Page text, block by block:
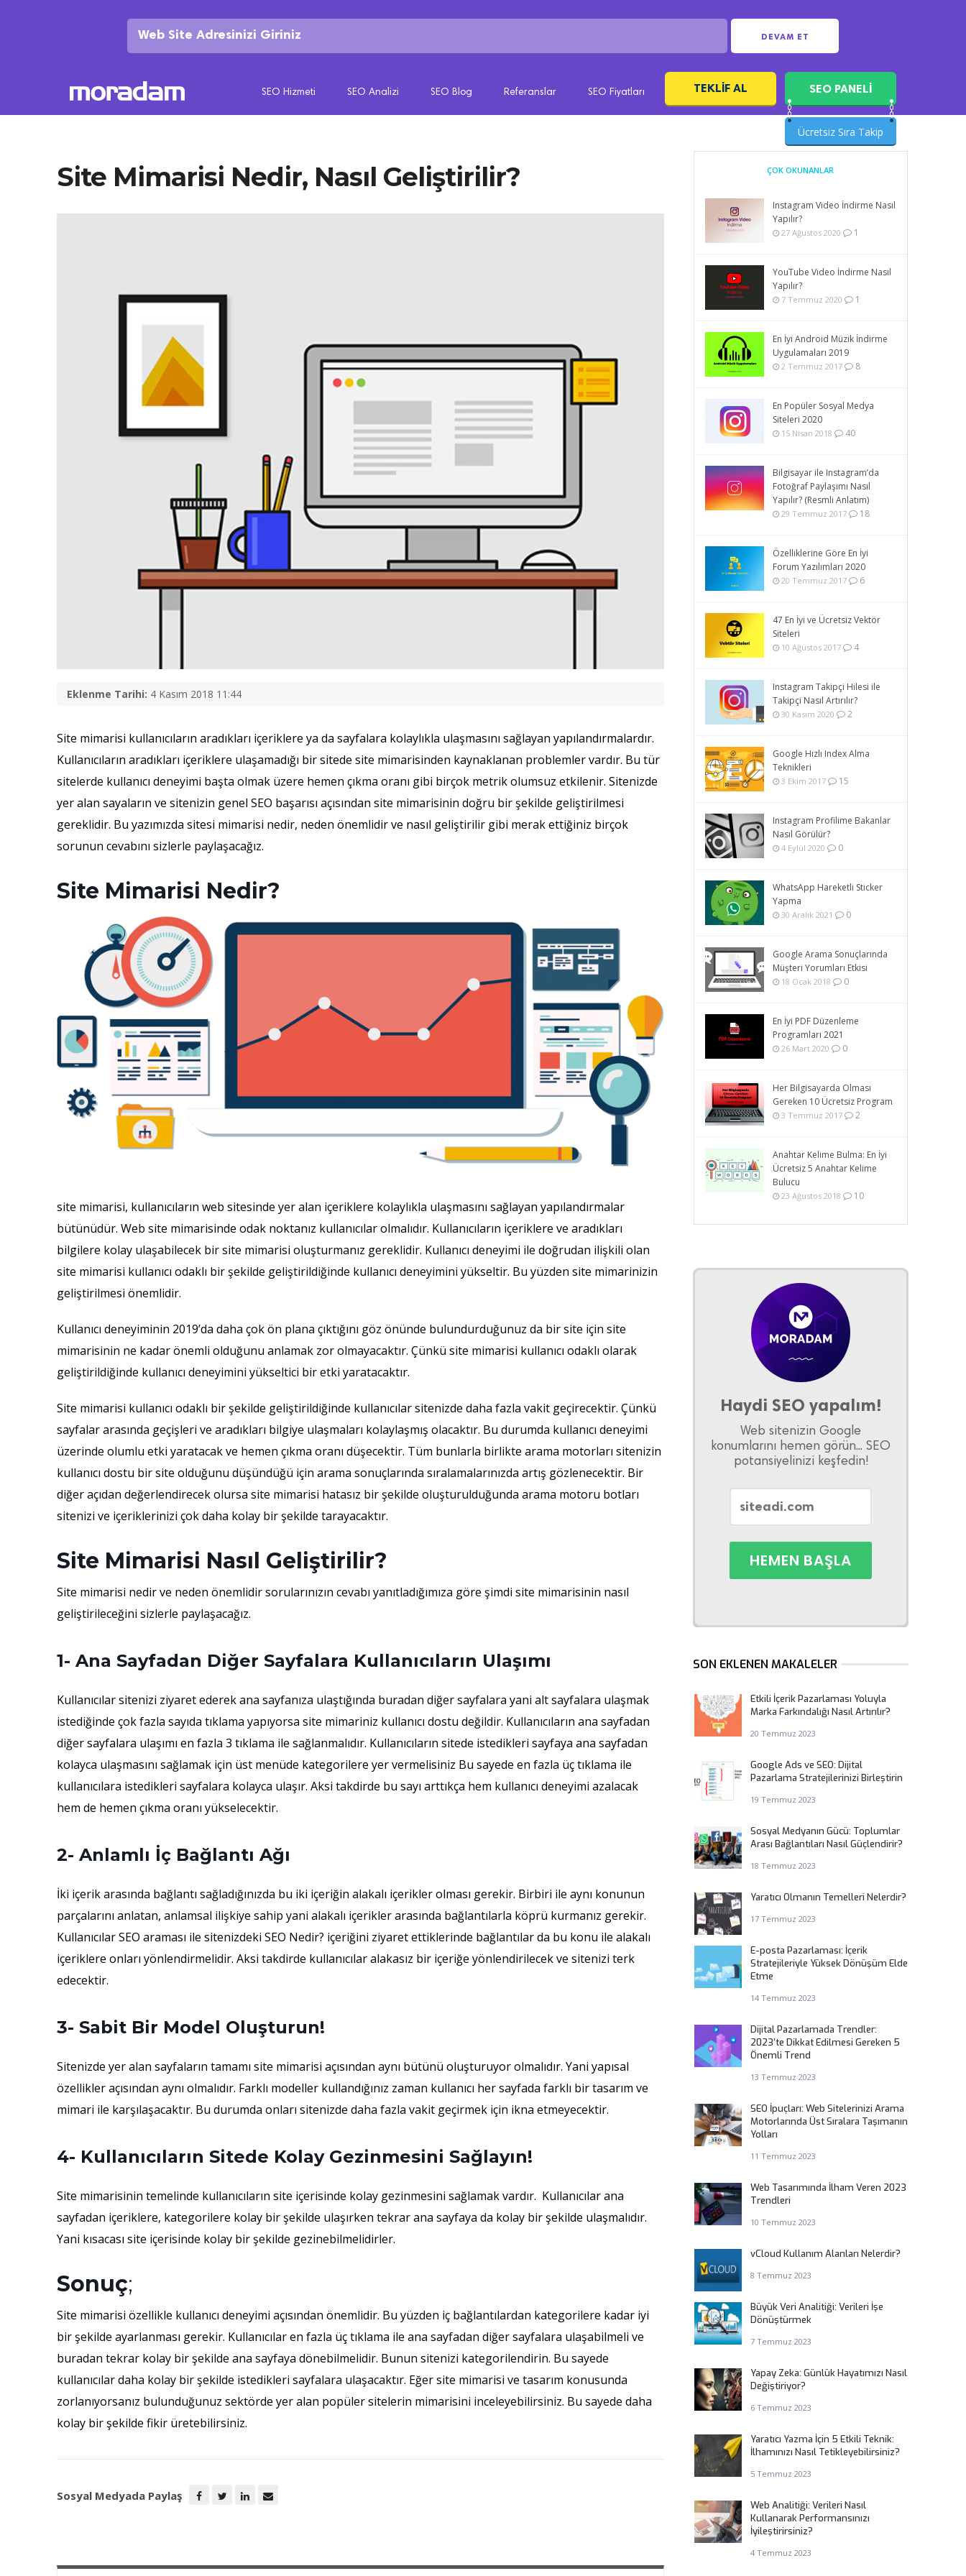
DEVAM ET
SEO Hizmeti SEO Analizi SEO Blog Referanslar SEO Fiyatları TEKLIF AL SEO PANELİ
Ücretsiz Sıra Takip
Site Mimarisi Nedir, Nasıl Geliştirilir?
Eklenme Tarihi: 4 Kasım 2018 11:44
Site mimarisi kullanıcıların aradıkları içeriklere ya da sayfalara kolaylıkla ulaşmasını sağlayan yapılandırmalardır.
Kullanıcıların aradıkları içeriklere ulaşamadığı bir sitede site mimarisinden kaynaklanan problemler vardır. Bu tür
sitelerde kullanıcı deneyimi başta olmak üzere hemen çıkma oranı gibi birçok metrik olumsuz etkilenir. Sitenizde
yer alan sayaların ve sitenizin genel SEO başarısı açısından site mimarisinin doğru bir şekilde geliştirilmesi
gereklidir. Bu yazımızda sitesi mimarisi nedir, neden önemlidir ve nasıl geliştirilir gibi merak ettiğiniz birçok
sorunun cevabını sizlerle paylaşacağız.
Site Mimarisi Nedir?
site mimarisi, kullanıcıların web sitesinde yer alan içeriklere kolaylıkla ulaşmasını sağlayan yapılandırmalar
bütünüdür. Web site mimarisinde odak noktanız kullanıcılar olmalıdır. Kullanıcıların içeriklere ve aradıkları
bilgilere kolay ulaşabilecek bir site mimarisi oluşturmanız gereklidir. Kullanıcı deneyimi ile doğrudan ilişkili olan
site mimarisi kullanıcı odaklı bir şekilde geliştirildiğinde kullanıcı deneyimini yükseltir. Bu yüzden site mimarinizin
geliştirilmesi önemlidir.
Kullanıcı deneyiminin 2019’da daha çok ön plana çıktığını göz önünde bulundurduğunuz da bir site için site
mimarisinin ne kadar önemli olduğunu anlamak zor olmayacaktır. Çünkü site mimarisi kullanıcı odaklı olarak
geliştirildiğinde kullanıcı deneyimini yükseltici bir etki yaratacaktır.
Site mimarisi kullanıcı odaklı bir şekilde geliştirildiğinde kullanıcılar sitenizde daha fazla vakit geçirecektir. Çünkü
sayfalar arasında geçişleri ve aradıkları bilgiye ulaşmaları kolaylaşmış olacaktır. Bu durumda kullanıcı deneyimi
üzerinde olumlu etki yaratacak ve hemen çıkma oranı düşecektir. Tüm bunlarla birlikte arama motorları sitenizin
kullanıcı dostu bir site olduğunu düşündüğü için arama sonuçlarında sıralamalarınızda artış gözlenecektir. Bir
diğer açıdan değerlendirecek olursa site mimarisi hatasız bir şekilde oluşturulduğunda arama motoru botları
sitenizi ve içeriklerinizi çok daha kolay bir şekilde tarayacaktır.
Site Mimarisi Nasıl Geliştirilir?
Site mimarisi nedir ve neden önemlidir sorularınızın cevabı yanıtladığımıza göre şimdi site mimarisinin nasıl
geliştirileceğini sizlerle paylaşacağız.
1- Ana Sayfadan Diğer Sayfalara Kullanıcıların Ulaşımı
Kullanıcılar sitenizi ziyaret ederek ana sayfanıza ulaştığında buradan diğer sayfalara yani alt sayfalara ulaşmak
istediğinde çok fazla sayıda tıklama yapıyorsa site mimariniz kullanıcı dostu değildir. Kullanıcıların ana sayfadan
diğer sayfalara ulaşımı en fazla 3 tıklama ile sağlanmalıdır. Kullanıcıların sitede istedikleri sayfaya ana sayfadan
kolayca ulaşmasını sağlamak için üst menüde kategorilere yer vermelisiniz Bu sayede en fazla üç tıklama ile
kullanıcılara istedikleri sayfalara kolayca ulaşır. Aksi takdirde bu sayı arttıkça hem kullanıcı deneyimi azalacak
hem de hemen çıkma oranı yükselecektir.
2- Anlamlı İç Bağlantı Ağı
İki içerik arasında bağlantı sağladığınızda bu iki içeriğin alakalı içerikler olması gerekir. Birbiri ile aynı konunun
parçalarını anlatan, anlamsal ilişkiye sahip yani alakalı içerikler arasında bağlantılarla köprü kurmanız gerekir.
Kullanıcılar SEO araması ile sitenizdeki SEO Nedir? içeriğini ziyaret ettiklerinde bağlantılar da bu konu ile alakalı
içeriklere onları yönlendirmelidir. Aksi takdirde kullanıcılar alakasız bir içeriğe yönlendirilecek ve sitenizi terk
edecektir.
3- Sabit Bir Model Oluşturun!
Sitenizde yer alan sayfaların tamamı site mimarisi açısından aynı bütünü oluşturuyor olmalıdır. Yani yapısal
özellikler açısından aynı olmalıdır. Farklı modeller kullandığınız zaman kullanıcı her sayfada farklı bir tasarım ve
mimari ile karşılaşacaktır. Bu durumda onları sitenizde daha fazla vakit geçirmek için ikna etmeyecektir.
4- Kullanıcıların Sitede Kolay Gezinmesini Sağlayın!
Site mimarisinin temelinde kullanıcıların site içerisinde kolay gezinmesini sağlamak vardır. Kullanıcılar ana
sayfadan içeriklere, kategorilere kolay bir şekilde ulaşırken tekrar ana sayfaya da kolay bir şekilde ulaşmalıdır.
Yani kısacası site içerisinde kolay bir şekilde gezinebilmelidirler.
Sonuç;
Site mimarisi özellikle kullanıcı deneyimi açısından önemlidir. Bu yüzden iç bağlantılardan kategorilere kadar iyi
bir şekilde ayarlanması gerekir. Kullanıcılar en fazla üç tıklama ile ana sayfadan diğer sayfalara ulaşabilmeli ve
buradan tekrar kolay bir şekilde ana sayfaya dönebilmelidir. Bunun sitenizi kategorilendirin. Bu sayede
kullanıcılar daha kolay bir şekilde istedikleri sayfalara ulaşacaktır. Eğer site mimarisi ve tasarım konusunda
zorlanıyorsanız bulunduğunuz sektörde yer alan popüler sitelerin mimarisini inceleyebilirsiniz. Bu sayede daha
kolay bir şekilde fikir üretebilirsiniz.
Sosyal Medyada Paylaş
ÇOK OKUNANLAR
Instagram Video İndirme Nasıl
Yapılır?
27 Ağustos 2020 1
YouTube Video İndirme Nasıl
Yapılır?
7 Temmuz 2020 1
En İyi Android Müzik İndirme
Uygulamaları 2019
2 Temmuz 2017 8
En Popüler Sosyal Medya
Siteleri 2020
15 Nisan 2018 40
Bilgisayar ile Instagram’da
Fotoğraf Paylaşımı Nasıl
Yapılır? (Resmli Anlatım)
29 Temmuz 2017 18
Özelliklerine Göre En İyi
Forum Yazılımları 2020
20 Temmuz 2017 6
47 En İyi ve Ücretsiz Vektör
Siteleri
10 Ağustos 2017 4
Instagram Takipçi Hilesi ile
Takipçi Nasıl Artırılır?
30 Kasım 2020 2
Google Hızlı Index Alma
Teknikleri
3 Ekim 2017 15
Instagram Profilime Bakanlar
Nasıl Görülür?
4 Eylül 2020 0
WhatsApp Hareketli Sticker
Yapma
30 Aralık 2021 0
Google Arama Sonuçlarında
Müşteri Yorumları Etkisi
18 Ocak 2018 0
En İyi PDF Düzenleme
Programları 2021
26 Mart 2020 0
Her Bilgisayarda Olması
Gereken 10 Ücretsiz Program
3 Temmuz 2017 2
Anahtar Kelime Bulma: En İyi
Ücretsiz 5 Anahtar Kelime
Bulucu
23 Ağustos 2018 10
Haydi SEO yapalım!
Web sitenizin Google
konumlarını hemen görün... SEO
potansiyelinizi keşfedin!
SON EKLENEN MAKALELER
Etkili İçerik Pazarlaması Yoluyla
Marka Farkındalığı Nasıl Artırılır?
20 Temmuz 2023
Google Ads ve SEO: Dijital
Pazarlama Stratejilerinizi Birleştirin
19 Temmuz 2023
Sosyal Medyanın Gücü: Toplumlar
Arası Bağlantıları Nasıl Güçlendirir?
18 Temmuz 2023
Yaratıcı Olmanın Temelleri Nelerdir?
17 Temmuz 2023
E-posta Pazarlaması: İçerik
Stratejileriyle Yüksek Dönüşüm Elde
Etme
14 Temmuz 2023
Dijital Pazarlamada Trendler:
2023’te Dikkat Edilmesi Gereken 5
Önemli Trend
13 Temmuz 2023
SEO İpuçları: Web Sitelerinizi Arama
Motorlarında Üst Sıralara Taşımanın
Yolları
11 Temmuz 2023
Web Tasarımında İlham Veren 2023
Trendleri
10 Temmuz 2023
vCloud Kullanım Alanları Nelerdir?
8 Temmuz 2023
Büyük Veri Analitiği: Verileri İşe
Dönüştürmek
7 Temmuz 2023
Yapay Zeka: Günlük Hayatımızı Nasıl
Değiştiriyor?
6 Temmuz 2023
Yaratıcı Yazma İçin 5 Etkili Teknik:
İlhamınızı Nasıl Tetikleyebilirsiniz?
5 Temmuz 2023
Web Analitiği: Verileri Nasıl
Kullanarak Performansınızı
İyileştirirsiniz?
4 Temmuz 2023